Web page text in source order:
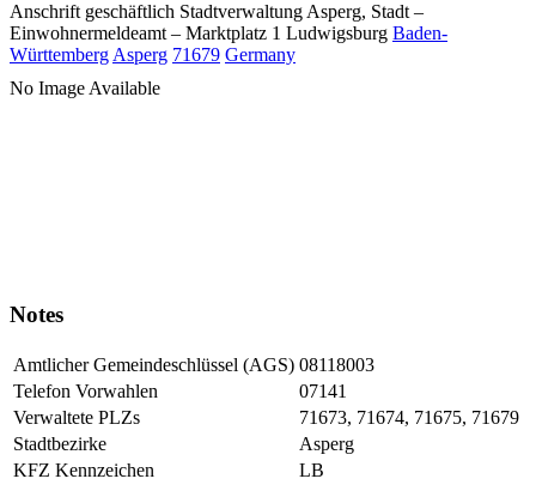
Anschrift geschäftlich Stadtverwaltung Asperg, Stadt –
Einwohnermeldeamt – Marktplatz 1 Ludwigsburg Baden-
Württemberg Asperg 71679 Germany
No Image Available
Notes
Amtlicher Gemeindeschlüssel (AGS) 08118003
Telefon Vorwahlen
07141
Verwaltete PLZs
71673, 71674, 71675, 71679
Stadtbezirke
Asperg
KFZ Kennzeichen
LB